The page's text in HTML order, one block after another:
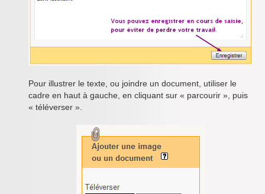
Pour illustrer le texte, ou joindre un document, utiliser le
cadre en haut à gauche, en cliquant sur « parcourir », puis
« téléverser ».